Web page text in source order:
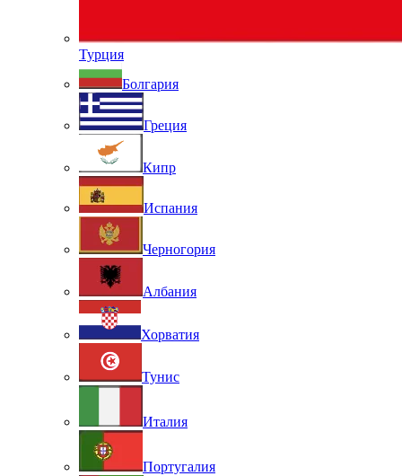
Турция
Болгария
Греция
Кипр
Испания
Черногория
Албания
Хорватия
Тунис
Италия
Португалия